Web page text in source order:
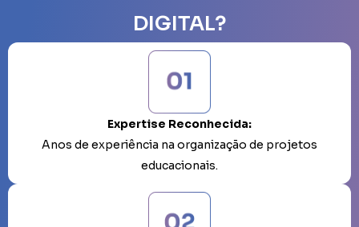
DIGITAL?
Expertise Reconhecida:
Anos de experiência na organização de projetos
educacionais.